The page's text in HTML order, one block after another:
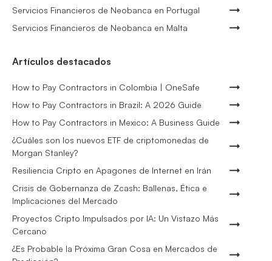
Servicios Financieros de Neobanca en Portugal
Servicios Financieros de Neobanca en Malta
Artículos destacados
How to Pay Contractors in Colombia | OneSafe
How to Pay Contractors in Brazil: A 2026 Guide
How to Pay Contractors in Mexico: A Business Guide
¿Cuáles son los nuevos ETF de criptomonedas de
Morgan Stanley?
Resiliencia Cripto en Apagones de Internet en Irán
Crisis de Gobernanza de Zcash: Ballenas, Ética e
Implicaciones del Mercado
Proyectos Cripto Impulsados por IA: Un Vistazo Más
Cercano
¿Es Probable la Próxima Gran Cosa en Mercados de